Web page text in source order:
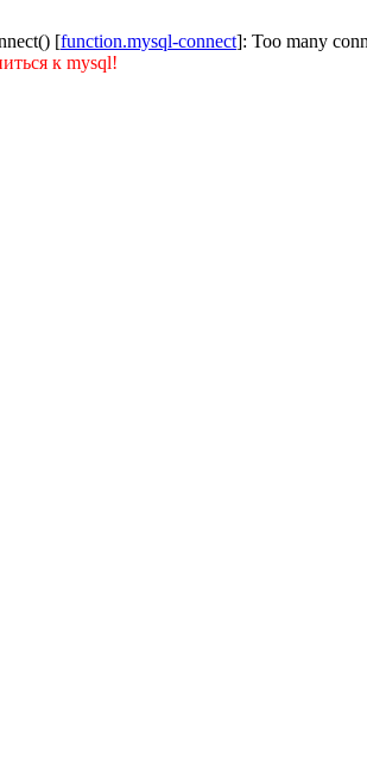
[function.mysql-connect]: Too many
к mysql!